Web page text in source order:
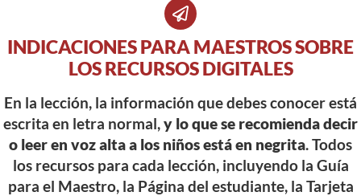
INDICACIONES PARA MAESTROS SOBRE
LOS RECURSOS DIGITALES
En la lección, la información que debes conocer está
escrita en letra normal,y lo que se recomienda decir
o leer en voz alta a los niños está en negrita. Todos
los recursos para cada lección, incluyendo la Guía
para el Maestro, la Página del estudiante, la Tarjeta